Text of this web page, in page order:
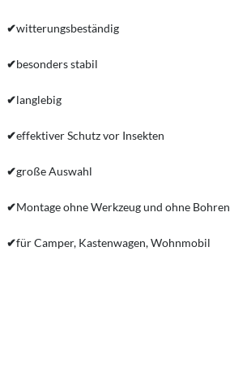
✔witterungsbeständig
✔besonders stabil
✔langlebig
✔effektiver Schutz vor Insekten
✔große Auswahl
✔Montage ohne Werkzeug und ohne Bohren
✔für Camper, Kastenwagen, Wohnmobil